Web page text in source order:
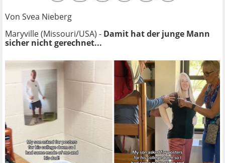
Von Svea Nieberg
Maryville (Missouri/USA) - Damit hat der junge Mann
sicher nicht gerechnet...